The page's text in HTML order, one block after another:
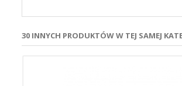
30 INNYCH PRODUKTÓW W TEJ SAMEJ